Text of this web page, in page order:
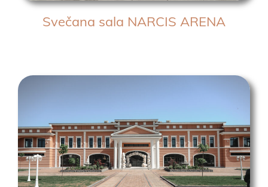
Svečana sala NARCIS ARENA